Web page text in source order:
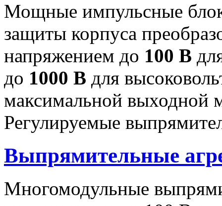
Мощные импульсные
защиты корпуса
напряжением до 100 В
до 1000 В для
максимальной
Регулируемые
Выпрямительные
Многомодульные